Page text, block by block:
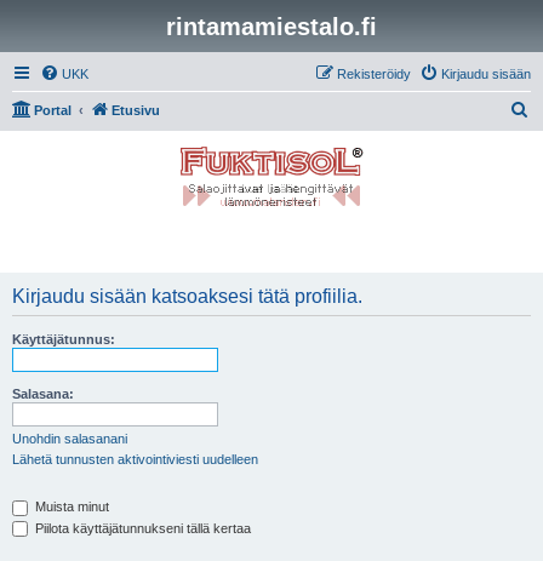
rintamamiestalo.fi
UKK Kirjaudu sisään
Rekisteröidy
Portal Etusivu
Kirjaudu sisään katsoaksesi tätä profiilia.
Käyttäjätunnus:
Salasana:
Unohdin salasanani
Lähetä tunnusten aktivointiviesti uudelleen
Muista minut
Piilota käyttäjätunnukseni tällä kertaa